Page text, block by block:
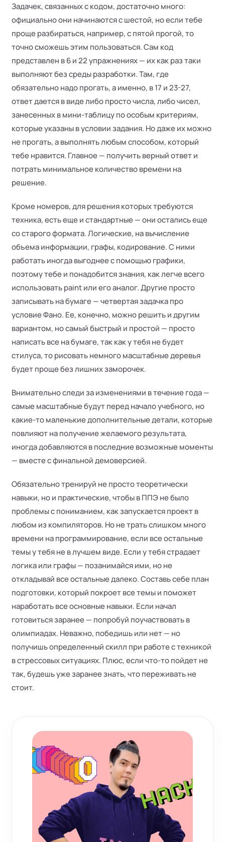
Задачек, связанных с кодом, достаточно много:
официально они начинаются с шестой, но если тебе
проще разбираться, например, с пятой прогой, то
точно сможешь этим пользоваться. Сам код
представлен в 6 и 22 упражнениях — их как раз таки
выполняют без среды разработки. Там, где
обязательно надо прогать, а именно, в 17 и 23-27,
ответ дается в виде либо просто числа, либо чисел,
занесенных в мини-таблицу по особым критериям,
которые указаны в условии задания. Но даже их можно
не прогать, а выполнять любым способом, который
тебе нравится. Главное — получить верный ответ и
потрать минимальное количество времени на
решение.
Кроме номеров, для решения которых требуются
техника, есть еще и стандартные — они остались еще
со старого формата. Логические, на вычисление
объема информации, графы, кодирование. С ними
работать иногда выгоднее с помощью графики,
поэтому тебе и понадобится знания, как легче всего
использовать paint или его аналог. Другие просто
записывать на бумаге — четвертая задачка про
условие Фано. Ее, конечно, можно решить и другим
вариантом, но самый быстрый и простой — просто
написать все на бумаге, так как у тебя не будет
стилуса, то рисовать немного масштабные деревья
будет проще без лишних заморочек.
Внимательно следи за изменениями в течение года —
самые масштабные будут перед начало учебного, но
какие-то маленькие дополнительные детали, которые
повлияют на получение желаемого результата,
иногда добавляются в последние возможные моменты
— вместе с финальной демоверсией.
Обязательно тренируй не просто теоретически
навыки, но и практические, чтобы в ППЭ не было
проблемы с пониманием, как запускается проект в
любом из компиляторов. Но не трать слишком много
времени на программирование, если все остальные
темы у тебя не в лучшем виде. Если у тебя страдает
логика или графы — позанимайся ими, но не
откладывай все остальные далеко. Составь себе план
подготовки, который покроет все темы и поможет
наработать все основные навыки. Если начал
готовиться заранее — попробуй поучаствовать в
олимпиадах. Неважно, победишь или нет — но
получишь определенный скилл при работе с техникой
в стрессовых ситуациях. Плюс, если что-то пойдет не
так, будешь уже заранее знать, что переживать не
стоит.